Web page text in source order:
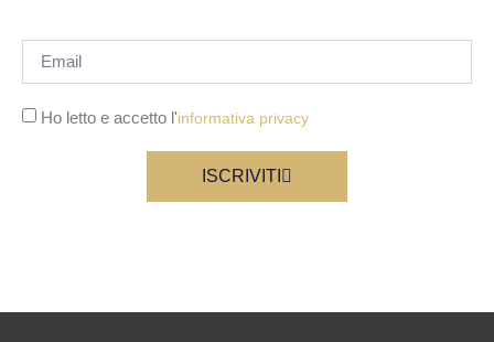
Ho letto e accetto l'informativa privacy
ISCRIVITI